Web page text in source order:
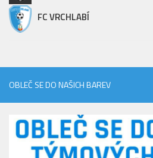
FC VRCHLABÍ
OBLEČ SE DO NAŠICH BAREV